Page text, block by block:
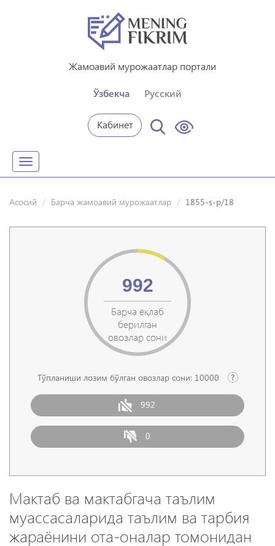
Жамоавий мурожаатлар портали
Ўзбекча Русский
Кабинет
Toggle
navigation
Асосий Барча жамоавий мурожаатлар 1855-s-p/18
Барча ёқлаб
берилган
овозлар сони
992
Тўпланиши лозим бўлган овозлар сони: 10000
992
0
Мактаб ва мактабгача таълим
муассасаларида таълим ва тарбия
жараёнини ота-оналар томонидан